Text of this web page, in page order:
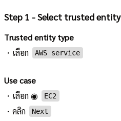
Step 1 - Select trusted entity
Trusted entity type
・เลือก
AWS service
Use case
・เลือก ◉
EC2
・คลิก Next